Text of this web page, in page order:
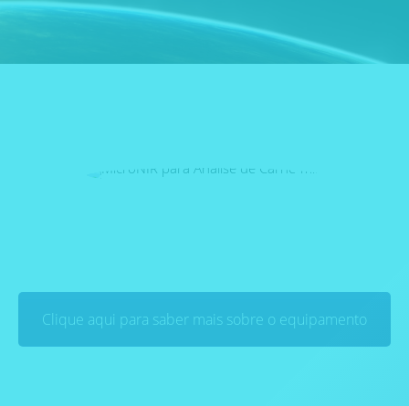
Clique aqui para saber mais sobre o equipamento